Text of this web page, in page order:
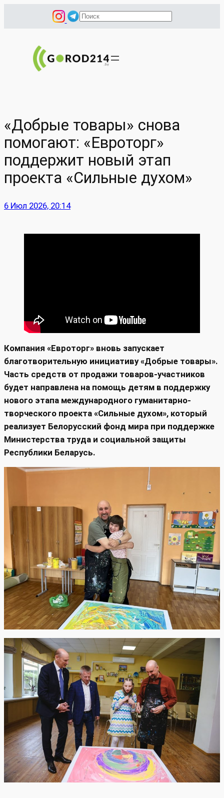
П
с
«Добрые товары» снова
помогают: «Евроторг»
поддержит новый этап
проекта «Сильные духом»
6 Июл 2026, 20:14
Компания «Евроторг» вновь запускает
благотворительную инициативу «Добрые товары».
Часть средств от продажи товаров-участников
будет направлена на помощь детям в поддержку
нового этапа международного гуманитарно-
творческого проекта «Сильные духом», который
реализует Белорусский фонд мира при поддержке
Министерства труда и социальной защиты
Республики Беларусь.